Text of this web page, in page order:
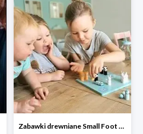
Zabawki drewniane Small Foot do -45%